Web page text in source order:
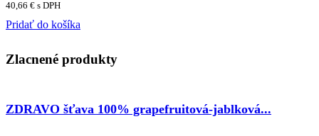
40,66 € s DPH
Pridať do košíka
Zlacnené produkty
ZDRAVO šťava 100% grapefruitová-jablková...